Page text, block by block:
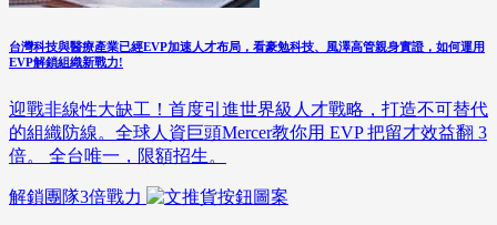
台灣科技與醫療產業已經EVP加速人才布局，看豪勉科技、風澤高管親身實證，如何運用
EVP解鎖組織新戰力!
迎戰非線性大缺工！首度引進世界級人才戰略，打造不可替代
的組織防線。全球人資巨頭Mercer教你用 EVP 把留才效益翻 3
倍。 全台唯一，限額招生。
解鎖團隊3倍戰力